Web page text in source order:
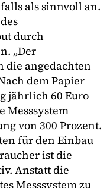
als sinnvoll an.
durch
„Der
die angedachten
dem Papier
jährlich 60 Euro
Messsystem
von 300 Prozent.
für den Einbau
ist die
Anstatt die
Messsystem zu